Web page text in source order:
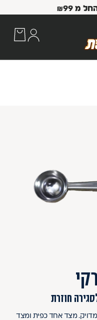
החל מ ₪99
Up and Down arrow
חוזרת
מצד אחד כפית ומצד